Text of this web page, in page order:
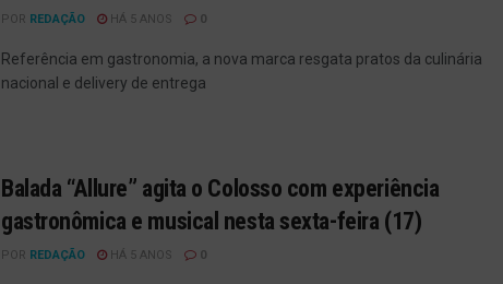
POR REDAÇÃO HÁ 5 ANOS 0
Referência em gastronomia, a nova marca resgata pratos da culinária
nacional e delivery de entrega
Balada “Allure” agita o Colosso com experiência
gastronômica e musical nesta sexta-feira (17)
POR REDAÇÃO HÁ 5 ANOS 0